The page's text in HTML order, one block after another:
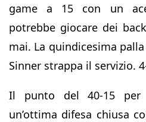
game a 15 con un
potrebbe giocare dei
mai. La quindicesima
Sinner strappa il servizio.
Il punto del 40-15
un’ottima difesa chiusa